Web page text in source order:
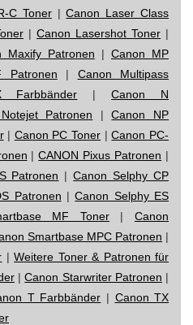
C Toner|Canon Laser Class
| Canon Lasershot Toner |
Maxify Patronen | Canon MP
Patronen | Canon Multipass
Farbbänder |Canon N
Patronen |Canon NP
| Canon PC Toner |Canon PC-
|CANON Pixus Patronen |
Patronen |Canon Selphy CP
Patronen |Canon Selphy ES
MF Toner|Canon
Smartbase MPC Patronen |
|Weitere Toner & Patronen für
|Canon Starwriter Patronen |
T Farbbänder | Canon TX